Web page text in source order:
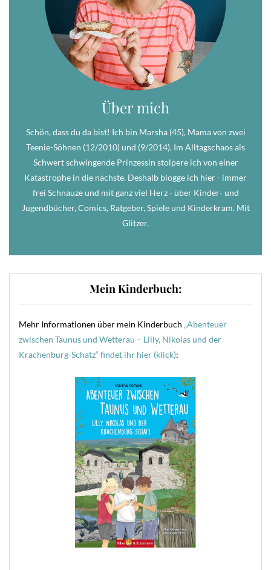
Über mich
Schön, dass du da bist! Ich bin Marsha (45), Mama von zwei
Teenie-Söhnen (12/2010) und (9/2014). Im Alltagschaos als
Schwert schwingende Prinzessin stolpere ich von einer
Katastrophe in die nächste. Deshalb blogge ich hier - immer
frei Schnauze und mit ganz viel Herz - über Kinder- und
Jugendbücher, Comics, Ratgeber, Spiele und Kinderkram. Mit
Glitzer.
Mein Kinderbuch:
Mehr Informationen über mein Kinderbuch „Abenteuer
zwischen Taunus und Wetterau – Lilly, Nikolas und der
Krachenburg-Schatz“ findet ihr hier (klick):